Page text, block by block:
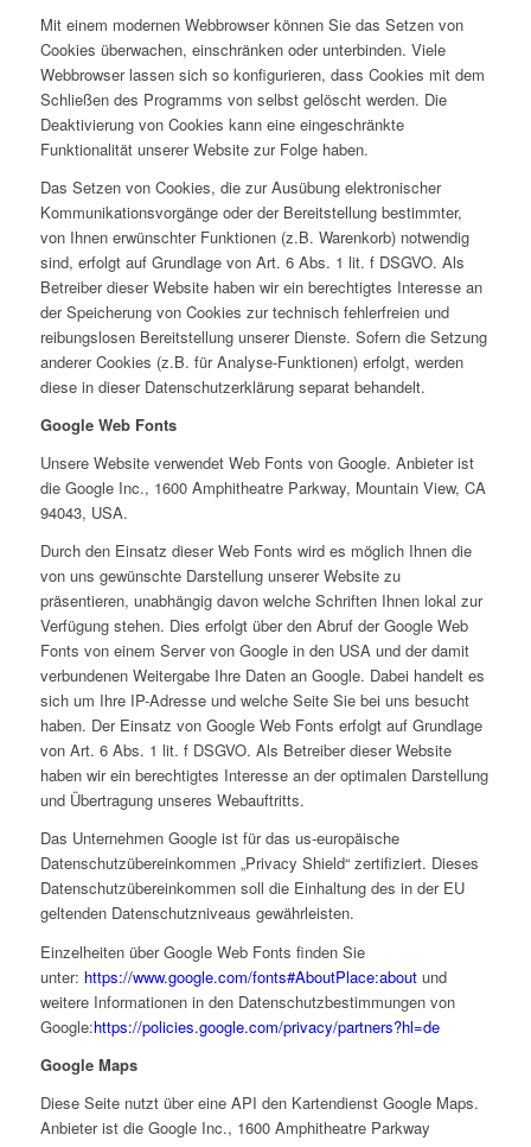
Mit einem modernen Webbrowser können Sie das Setzen von
Cookies überwachen, einschränken oder unterbinden. Viele
Webbrowser lassen sich so konfigurieren, dass Cookies mit dem
Schließen des Programms von selbst gelöscht werden. Die
Deaktivierung von Cookies kann eine eingeschränkte
Funktionalität unserer Website zur Folge haben.
Das Setzen von Cookies, die zur Ausübung elektronischer
Kommunikationsvorgänge oder der Bereitstellung bestimmter,
von Ihnen erwünschter Funktionen (z.B. Warenkorb) notwendig
sind, erfolgt auf Grundlage von Art. 6 Abs. 1 lit. f DSGVO. Als
Betreiber dieser Website haben wir ein berechtigtes Interesse an
der Speicherung von Cookies zur technisch fehlerfreien und
reibungslosen Bereitstellung unserer Dienste. Sofern die Setzung
anderer Cookies (z.B. für Analyse-Funktionen) erfolgt, werden
diese in dieser Datenschutzerklärung separat behandelt.
Google Web Fonts
Unsere Website verwendet Web Fonts von Google. Anbieter ist
die Google Inc., 1600 Amphitheatre Parkway, Mountain View, CA
94043, USA.
Durch den Einsatz dieser Web Fonts wird es möglich Ihnen die
von uns gewünschte Darstellung unserer Website zu
präsentieren, unabhängig davon welche Schriften Ihnen lokal zur
Verfügung stehen. Dies erfolgt über den Abruf der Google Web
Fonts von einem Server von Google in den USA und der damit
verbundenen Weitergabe Ihre Daten an Google. Dabei handelt es
sich um Ihre IP-Adresse und welche Seite Sie bei uns besucht
haben. Der Einsatz von Google Web Fonts erfolgt auf Grundlage
von Art. 6 Abs. 1 lit. f DSGVO. Als Betreiber dieser Website
haben wir ein berechtigtes Interesse an der optimalen Darstellung
und Übertragung unseres Webauftritts.
Das Unternehmen Google ist für das us-europäische
Datenschutzübereinkommen „Privacy Shield“ zertifiziert. Dieses
Datenschutzübereinkommen soll die Einhaltung des in der EU
geltenden Datenschutzniveaus gewährleisten.
Einzelheiten über Google Web Fonts finden Sie
unter: https://www.google.com/fonts#AboutPlace:aboutund
weitere Informationen in den Datenschutzbestimmungen von
Google:https://policies.google.com/privacy/partners?hl=de
Google Maps
Diese Seite nutzt über eine API den Kartendienst Google Maps.
Anbieter ist die Google Inc., 1600 Amphitheatre Parkway